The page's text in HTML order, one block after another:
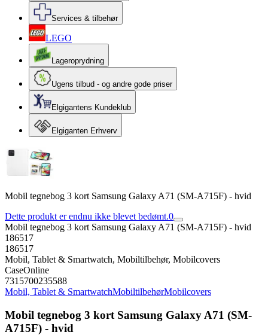
Services & tilbehør
LEGO
Lageroprydning
Ugens tilbud - og andre gode priser
Elgigantens Kundeklub
Elgiganten Erhverv
Mobil tegnebog 3 kort Samsung Galaxy A71 (SM-A715F) - hvid
Dette produkt er endnu ikke blevet bedømt.0
Mobil tegnebog 3 kort Samsung Galaxy A71 (SM-A715F) - hvid
186517
186517
Mobil, Tablet & Smartwatch, Mobiltilbehør, Mobilcovers
CaseOnline
7315700235588
Mobil, Tablet & SmartwatchMobiltilbehørMobilcovers
Mobil tegnebog 3 kort Samsung Galaxy A71 (SM-
A715F) - hvid